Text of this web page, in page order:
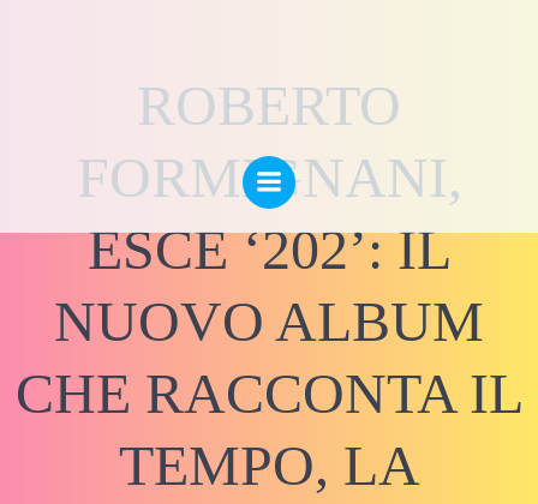
ROBERTO
FORMIGNANI,
ESCE ‘202’: IL
NUOVO ALBUM
CHE RACCONTA IL
TEMPO, LA